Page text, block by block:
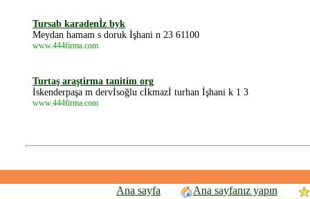
Tursab karadenİz byk
Meydan hamam s doruk İşhani n 23 61100
www.444firma.com
Turtaş araştirma tanitim org
İskenderpaşa m dervİsoğlu cİkmazİ turhan İşhani k 1 3
www.444firma.com
Ana sayfa Ana sayfanız yapın